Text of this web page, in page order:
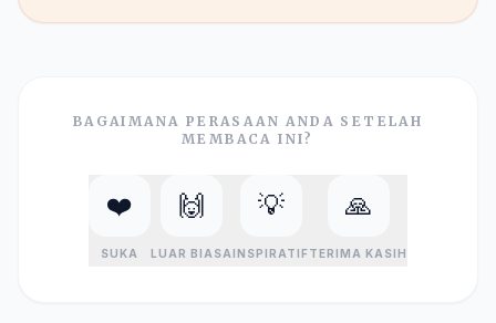
BAGAIMANA PERASAAN ANDA SETELAH
MEMBACA INI?
❤️
SUKA
🙌
LUAR BIASA
💡
INSPIRATIF
🙏
TERIMA KASIH